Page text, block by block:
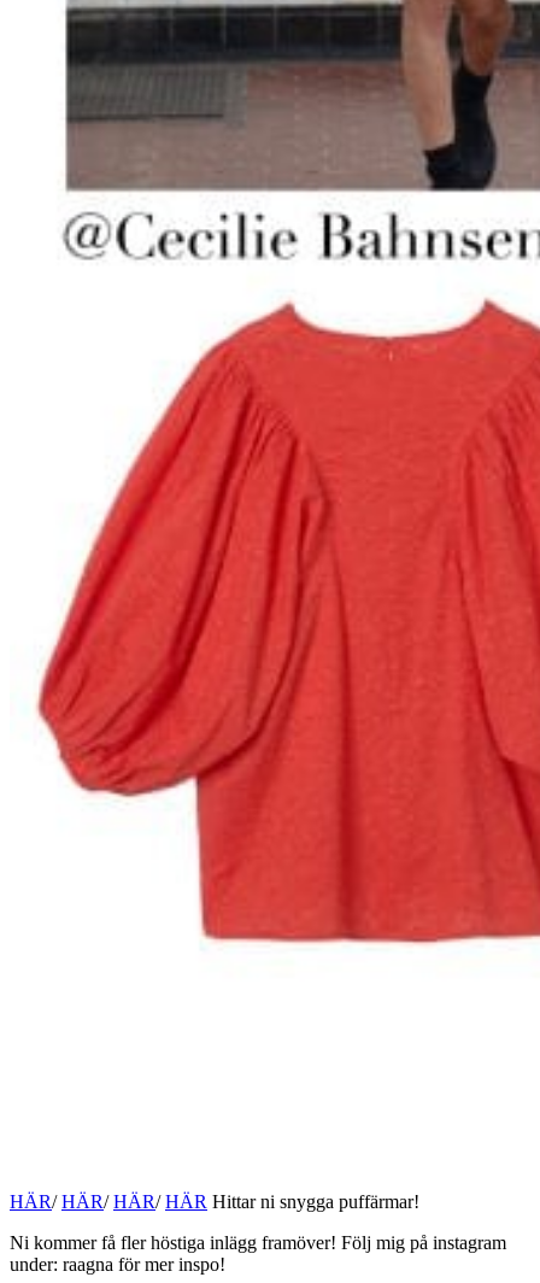
HÄR/HÄR/HÄR/HÄR Hittar ni snygga puffärmar!
Ni kommer få fler höstiga inlägg framöver! Följ mig på instagram
under: raagna för mer inspo!